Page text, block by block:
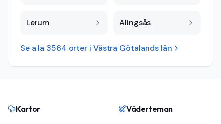
Lerum Alingsås
Se alla 3564 orter i Västra Götalands län
Kartor Väderteman